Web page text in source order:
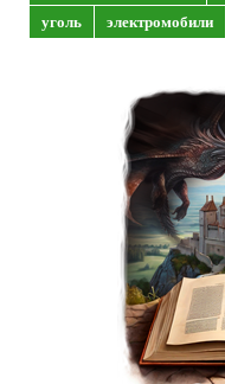
уголь
электромобили